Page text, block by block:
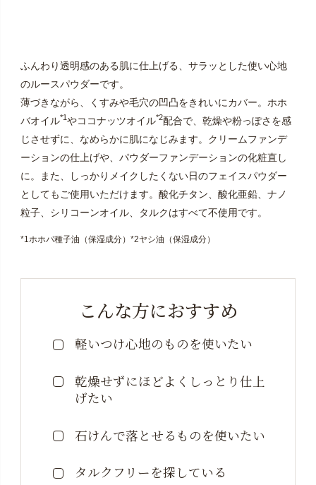
ふんわり透明感のある肌に仕上げる、サラッとした使い心地
のルースパウダーです。
薄づきながら、くすみや毛穴の凹凸をきれいにカバー。ホホ
バオイル*1 やココナッツオイル*2配合で、乾燥や粉っぽさを感
じさせずに、なめらかに肌になじみます。クリームファンデ
ーションの仕上げや、パウダーファンデーションの化粧直し
に。また、しっかりメイクしたくない日のフェイスパウダー
としてもご使用いただけます。酸化チタン、酸化亜鉛、ナノ
粒子、シリコーンオイル、タルクはすべて不使用です。
*1ホホバ種子油（保湿成分）*2ヤシ油（保湿成分）
こんな方におすすめ
軽いつけ心地のものを使いたい
乾燥せずにほどよくしっとり仕上
げたい
石けんで落とせるものを使いたい
タルクフリーを探している